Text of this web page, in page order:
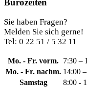
Bürozeiten
Sie haben Fragen?
Melden Sie sich gerne!
Tel: 0 22 51 / 5 32 11
Mo. - Fr. vorm. 7:30 –
Mo. - Fr. nachm. 14:00
Samstag
8:00 -